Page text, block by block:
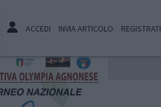
ACCEDI INVIA ARTICOLO REGISTRATI